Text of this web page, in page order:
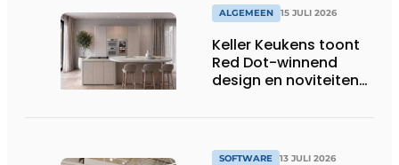
huishoudens, wat
wassen van 22.023.110
voetbalshirts
ALGEMEEN 15 JULI 2026
Keller Keukens toont
Red Dot-winnend
design en noviteiten
SOFTWARE 13 JULI 2026